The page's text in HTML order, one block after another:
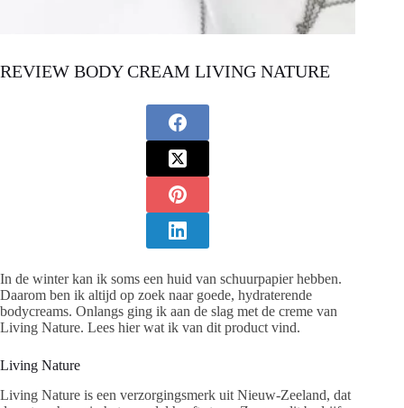
REVIEW BODY CREAM LIVING NATURE
In de winter kan ik soms een huid van schuurpapier hebben.
Daarom ben ik altijd op zoek naar goede, hydraterende
bodycreams. Onlangs ging ik aan de slag met de creme van
Living Nature. Lees hier wat ik van dit product vind.
Living Nature
Living Nature is een verzorgingsmerk uit Nieuw-Zeeland, dat